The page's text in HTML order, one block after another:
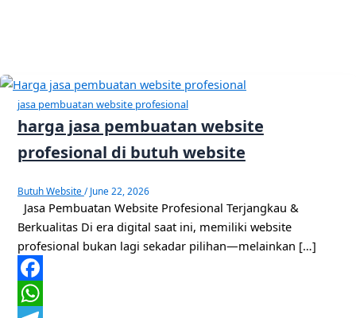
jasa pembuatan website profesional
harga jasa pembuatan website
profesional di butuh website
Butuh Website /June 22, 2026
Jasa Pembuatan Website Profesional Terjangkau &
Berkualitas Di era digital saat ini, memiliki website
profesional bukan lagi sekadar pilihan—melainkan […]
Facebook